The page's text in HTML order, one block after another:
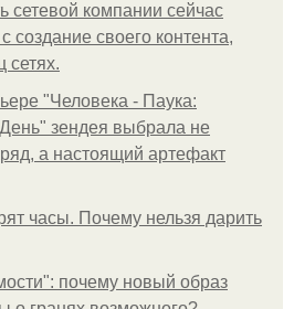
сетевой компании сейчас
создание своего контента,
сетях.
"Человека - Паука:
зендея выбрала не
а настоящий артефакт
часы. Почему нельзя дарить
почему новый образ